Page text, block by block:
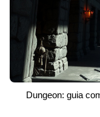
Dungeon: guia